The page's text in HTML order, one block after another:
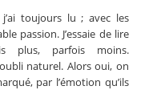
j’ai toujours lu ; avec les
passion. J’essaie de lire
plus, parfois moins.
naturel. Alors oui, on
par l’émotion qu’ils